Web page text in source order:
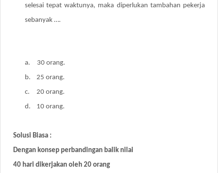
selesai tepat waktunya, maka diperlukan tambahan pekerja
sebanyak ….
a.
30 orang.
b.
25 orang.
c.
20 orang.
d. 10 orang.
Solusi Biasa :
Dengan konsep perbandingan balik nilai
40 hari dikerjakan oleh 20 orang